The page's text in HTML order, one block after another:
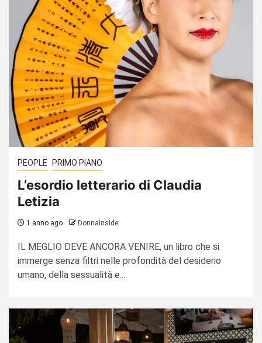
PEOPLE PRIMO PIANO
L’esordio letterario di Claudia
Letizia
1 anno ago Donnainside
IL MEGLIO DEVE ANCORA VENIRE, un libro che si
immerge senza filtri nelle profondità del desiderio
umano, della sessualità e...